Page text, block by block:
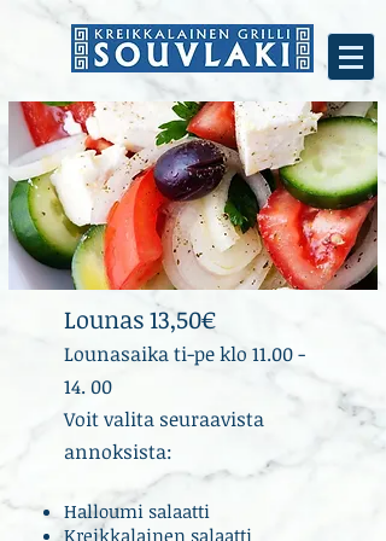
Lounas 13,50€
Lounasaika ti-pe klo 11.00 -
14. 00
Voit valita seuraavista
annoksista:
Halloumi salaatti
Kreikkalainen salaatti